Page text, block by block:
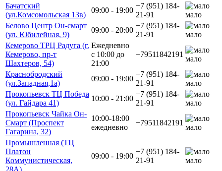
Бачатский
(ул.Комсомольская 13в)
09:00 - 19:00
+7 (951) 184-
21-91
мало
Белово Центр Он-смарт
(ул. Юбилейная, 9)
09:00 - 20:00
+7 (951) 184-
21-91
мало
Кемерово ТРЦ Радуга (г.
Кемерово, пр-т
Шахтеров, 54)
Ежедневно
с 10:00 до
21:00
+79511842191
мало
Краснобродский
(ул.Западная,1а)
09:00 - 19:00
+7 (951) 184-
21-91
мало
Прокопьевск ТЦ Победа
(ул. Гайдара 41)
10:00 - 21:00
+7 (951) 184-
21-91
мало
Прокопьевск Чайка Он-
Смарт (Проспект
Гагарина, 32)
10:00-18:00
ежедневно
+79511842191
мало
Промышленная (ТЦ
Платон
Коммунистическая,
09:00 - 19:00
+7 (951) 184-
21-91
мало